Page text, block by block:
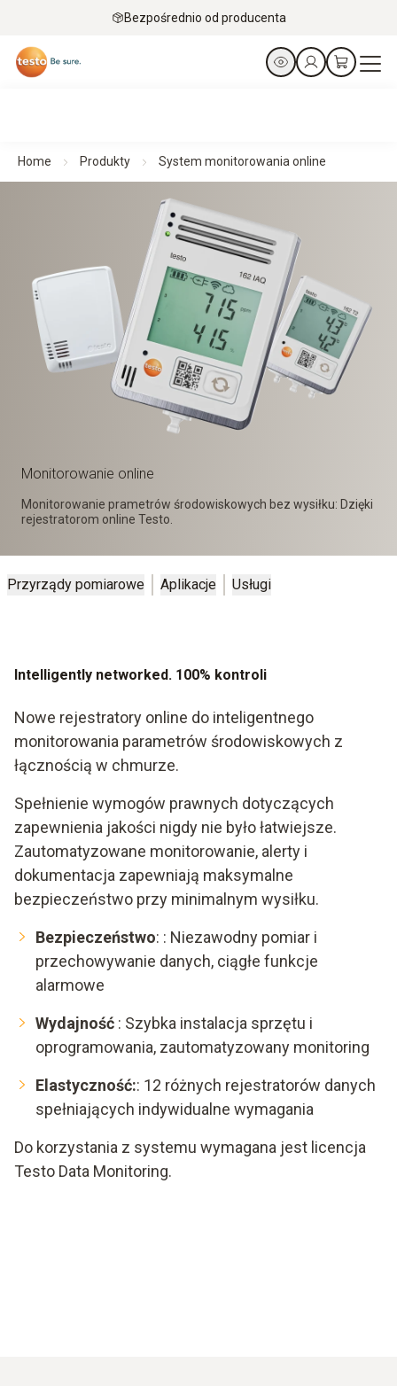
Bezpośrednio od producenta
Home Produkty System monitorowania online
Monitorowanie online
Monitorowanie prametrów środowiskowych bez wysiłku: Dzięki
rejestratorom online Testo.
Przyrządy pomiarowe Aplikacje Usługi
Intelligently networked. 100% kontroli
Nowe rejestratory online do inteligentnego
monitorowania parametrów środowiskowych z
łącznością w chmurze.
Spełnienie wymogów prawnych dotyczących
zapewnienia jakości nigdy nie było łatwiejsze.
Zautomatyzowane monitorowanie, alerty i
dokumentacja zapewniają maksymalne
bezpieczeństwo przy minimalnym wysiłku.
Bezpieczeństwo: : Niezawodny pomiar i
przechowywanie danych, ciągłe funkcje
alarmowe
Wydajność : Szybka instalacja sprzętu i
oprogramowania, zautomatyzowany monitoring
Elastyczność:: 12 różnych rejestratorów danych
spełniających indywidualne wymagania
Do korzystania z systemu wymagana jest licencja
Testo Data Monitoring.